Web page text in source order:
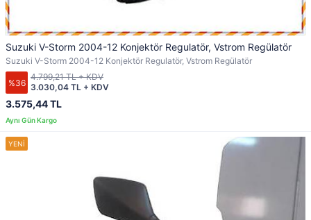
Suzuki V-Storm 2004-12 Konjektör Regulatör, Vstrom Regülatör
Suzuki V-Storm 2004-12 Konjektör Regulatör, Vstrom Regülatör
%36
3.575,44 TL
3.030,04 TL + KDV
4.799,21 TL + KDV